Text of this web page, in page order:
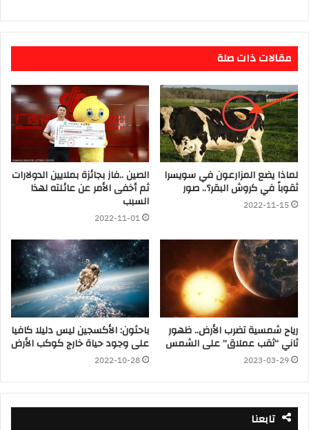
مقالات ذات صلة
لماذا يضع المزارعون في سويسرا
ثقوباً في كروش البقر؟.. صور
2022-11-15
الصين ..فاز بجائزة بملايين الدولارات
ثم أخفى الأمر عن عائلته لهذا
السبب
2022-11-01
رياح شمسية تضرب الأرض.. ظهور
ثاني “ثقب عملاق” على الشمس
2023-03-29
باحثون: الأكسجين ليس دليلا كافيا
على وجود حياة خارج كوكب الأرض
2022-10-28
تابعنا